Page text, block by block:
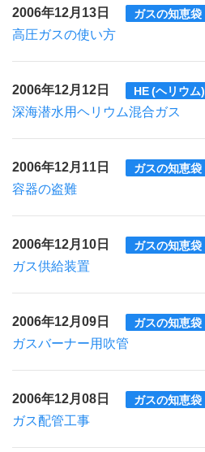
2006年12月13日 ガスの知恵袋
高圧ガスの使い方
2006年12月12日 HE (ヘリウム)
深海潜水用ヘリウム混合ガス
2006年12月11日 ガスの知恵袋
容器の盗難
2006年12月10日 ガスの知恵袋
ガス供給装置
2006年12月09日 ガスの知恵袋
ガスバーナー用吹管
2006年12月08日 ガスの知恵袋
ガス配管工事